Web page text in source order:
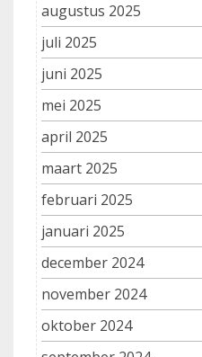
augustus 2025
juli 2025
juni 2025
mei 2025
april 2025
maart 2025
februari 2025
januari 2025
december 2024
november 2024
oktober 2024